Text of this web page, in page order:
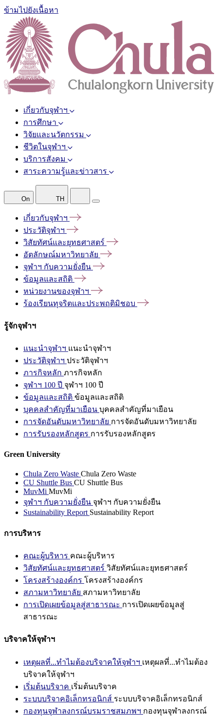
ข้ามไปยังเนื้อหา
เกี่ยวกับจุฬาฯ
การศึกษา
วิจัยและนวัตกรรม
ชีวิตในจุฬาฯ
บริการสังคม
สาระความรู้และข่าวสาร
On TH
เกี่ยวกับจุฬาฯ
ประวัติจุฬาฯ
วิสัยทัศน์และยุทธศาสตร์
อัตลักษณ์มหาวิทยาลัย
จุฬาฯ กับความยั่งยืน
ข้อมูลและสถิติ
หน่วยงานของจุฬาฯ
ร้องเรียนทุจริตและประพฤติมิชอบ
รู้จักจุฬาฯ
แนะนำจุฬาฯ แนะนำจุฬาฯ
ประวัติจุฬาฯ ประวัติจุฬาฯ
ภารกิจหลัก ภารกิจหลัก
จุฬาฯ 100 ปี จุฬาฯ 100 ปี
ข้อมูลและสถิติ ข้อมูลและสถิติ
บุคคลสำคัญที่มาเยือน บุคคลสำคัญที่มาเยือน
การจัดอันดับมหาวิทยาลัย การจัดอันดับมหาวิทยาลัย
การรับรองหลักสูตร การรับรองหลักสูตร
Green University
Chula Zero Waste Chula Zero Waste
CU Shuttle Bus CU Shuttle Bus
MuvMi MuvMi
จุฬาฯ กับความยั่งยืน จุฬาฯ กับความยั่งยืน
Sustainability Report Sustainability Report
การบริหาร
คณะผู้บริหาร คณะผู้บริหาร
วิสัยทัศน์และยุทธศาสตร์ วิสัยทัศน์และยุทธศาสตร์
โครงสร้างองค์กร โครงสร้างองค์กร
สภามหาวิทยาลัย สภามหาวิทยาลัย
การเปิดเผยข้อมูลสู่สาธารณะ การเปิดเผยข้อมูลสู่
สาธารณะ
บริจาคให้จุฬาฯ
เหตุผลที่...ทำไมต้องบริจาคให้จุฬาฯ เหตุผลที่...ทำไมต้อง
บริจาคให้จุฬาฯ
เริ่มต้นบริจาค เริ่มต้นบริจาค
ระบบบริจาคอิเล็กทรอนิกส์ ระบบบริจาคอิเล็กทรอนิกส์
กองทุนจุฬาลงกรณ์บรมราชสมภพฯ กองทุนจุฬาลงกรณ์